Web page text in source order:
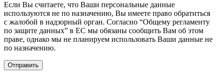
Если Вы считаете, что Ваши персональные данные
используются не по назначению, Вы имеете право обратиться
с жалобой в надзорный орган. Согласно “Общему регламенту
по защите данных” в ЕС мы обязаны сообщить Вам об этом
праве, однако мы не планируем использовать Ваши данные не
по назначению.
Отправить